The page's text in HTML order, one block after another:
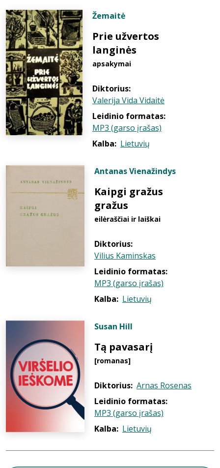
Žemaitė
Prie užvertos
langinės
apsakymai
Diktorius:
Valerija Vida Vidaitė
Leidinio formatas:
MP3 (garso įrašas)
Kalba: Lietuvių
Antanas Vienažindys
Kaipgi gražus
gražus
eilėraščiai ir laiškai
Diktorius:
Vilius Kaminskas
Leidinio formatas:
MP3 (garso įrašas)
Kalba: Lietuvių
Susan Hill
Tą pavasarį
[romanas]
Diktorius: Arnas Rosenas
Leidinio formatas:
MP3 (garso įrašas)
Kalba: Lietuvių